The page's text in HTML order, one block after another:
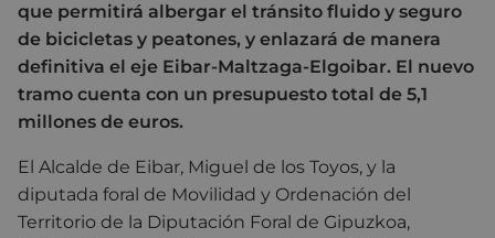
que permitirá albergar el tránsito fluido y seguro
de bicicletas y peatones, y enlazará de manera
definitiva el eje Eibar-Maltzaga-Elgoibar. El nuevo
tramo cuenta con un presupuesto total de 5,1
millones de euros.
El Alcalde de Eibar, Miguel de los Toyos, y la
diputada foral de Movilidad y Ordenación del
Territorio de la Diputación Foral de Gipuzkoa,